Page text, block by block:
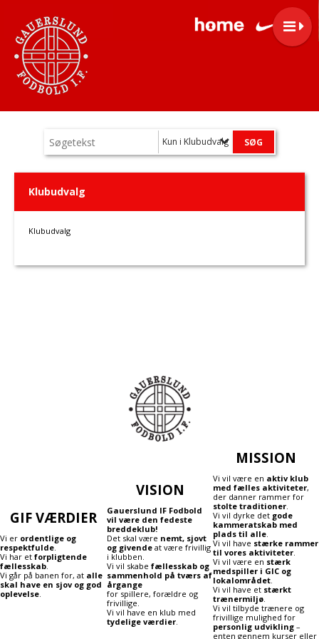
Kun i Klubudvalg
Klubudvalg
Klubudvalg
GIF VÆRDIER
Vi er ordentlige og
respektfulde.
Vi har et forpligtende
fællesskab.
Vi går på banen for, at alle
skal have en sjov og god
oplevelse.
VISION
Gauerslund IF Fodbold
vil være den fedeste
breddeklub!
Det skal være nemt, sjovt
og givende at være frivillig
i klubben.
Vi vil skabe fællesskab og
sammenhold på tværs af
årgange
for spillere, forældre og
frivillige.
Vi vil have en klub med
tydelige værdier.
MISSION
Vi vil være en aktiv klub
med fælles aktiviteter,
der danner rammer for
stolte traditioner.
Vi vil dyrke det gode
kammeratskab med
plads til alle.
Vi vil have stærke rammer
til vores aktiviteter.
Vi vil være en stærk
medspiller i GIC og
lokalområdet.
Vi vil have et stærkt
trænermiljø.
Vi vil tilbyde trænere og
frivillige mulighed for
personlig udvikling –
enten gennem kurser eller